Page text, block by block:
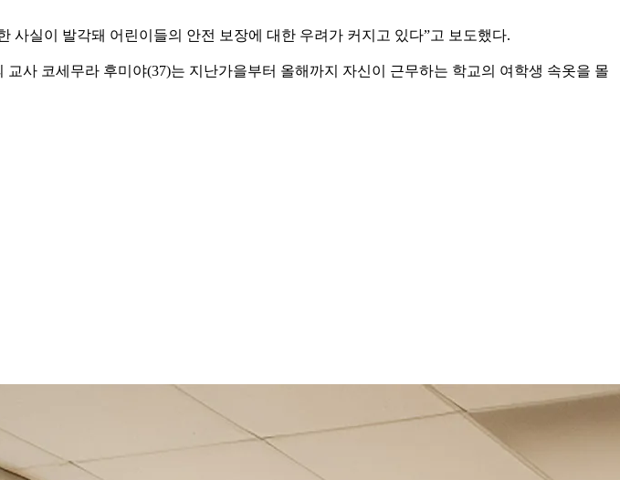
사실이 발각돼 어린이들의 안전 보장에 대한 우려가 커지고 있다”고 보도했다.
사 코세무라 후미야(37)는 지난가을부터 올해까지 자신이 근무하는 학교의 여학생 속옷을 몰